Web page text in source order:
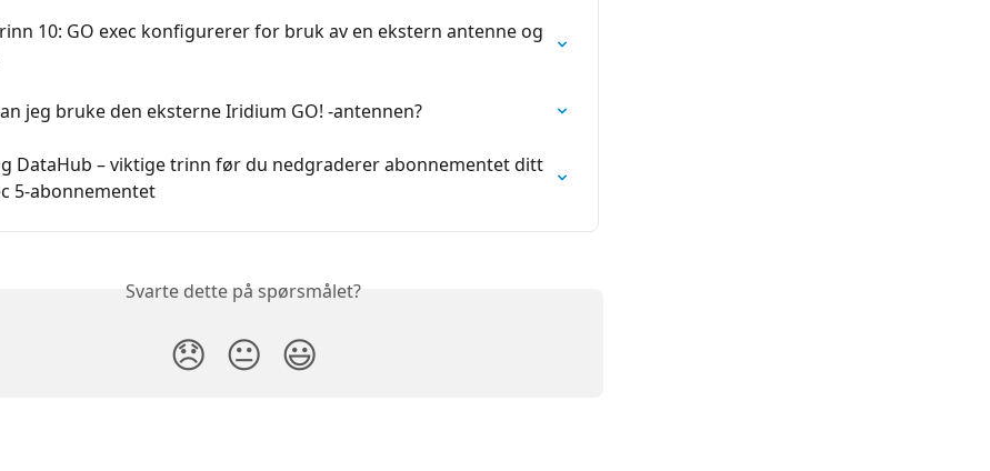
10: GO exec konfigurerer for bruk av en ekstern antenne og
jeg bruke den eksterne Iridium GO! -antennen?
DataHub – viktige trinn før du nedgraderer abonnementet ditt
5-abonnementet
Svarte dette på spørsmålet?
😞 😐 😃